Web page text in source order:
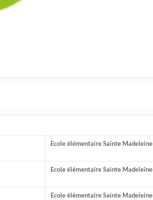
Ecole élémentaire Sainte Madeleine
Ecole élémentaire Sainte Madeleine
Ecole élémentaire Sainte Madeleine